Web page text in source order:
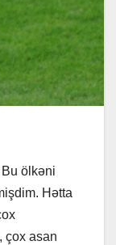
Bu ölkəni
Hətta
çox asan